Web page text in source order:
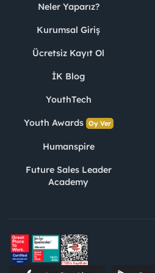
Neler Yaparız?
Kurumsal Giriş
Ücretsiz Kayıt Ol
İK Blog
YouthTech
Youth Awards Oy Ver
Humanspire
Future Sales Leader
Academy